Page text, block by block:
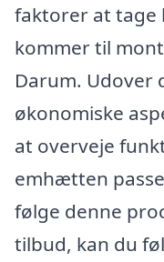
faktorer at tage
kommer til
Darum. Udover
økonomiske
at overveje
emhætten
følge denne
tilbud, kan du